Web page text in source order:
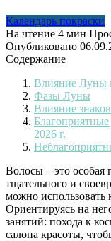
Календарь покраски
На чтение 4 мин
Опубликовано
Содержание
Влияние Луны
Фазы Луны
Влияние
2026 г.
Волосы – это особая
тщательного и
можно использовать
Ориентируясь на
занятий: похода к
салона красоты,